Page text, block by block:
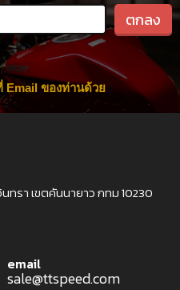
Email ของท่านด้วย
ทรา เขตคันนายาว กทม 10230
email
sale@ttspeed.com